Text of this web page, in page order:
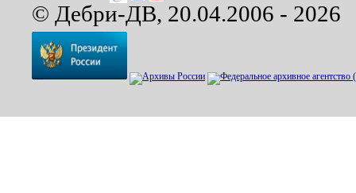
© Дебри-ДВ, 20.04.2006 - 2026